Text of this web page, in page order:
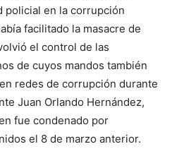
policial en la corrupción
facilitado la masacre de
el control de las
de cuyos mandos también
redes de corrupción durante
Juan Orlando Hernández,
fue condenado por
el 8 de marzo anterior.